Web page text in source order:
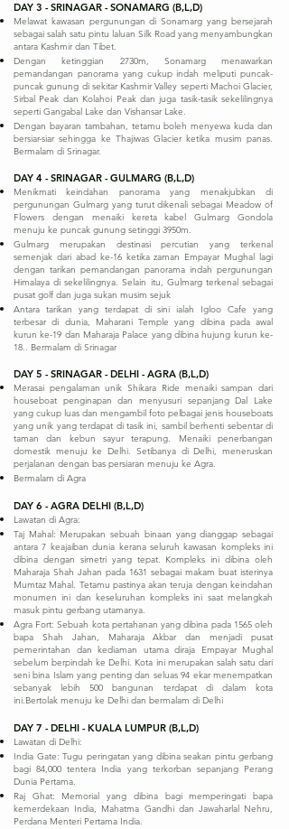
DAY 3 - SRINAGAR - SONAMARG (B,L,D)
Melawat kawasan pergunungan di Sonamarg yang bersejarah
sebagai salah satu pintu laluan Silk Road yang menyambungkan
antara Kashmir dan Tibet.
Dengan ketinggian 2730m, Sonamarg menawarkan
pemandangan panorama yang cukup indah meliputi puncak-
puncak gunung di sekitar Kashmir Valley seperti Machoi Glacier,
Sirbal Peak dan Kolahoi Peak dan juga tasik-tasik sekelilingnya
seperti Gangabal Lake dan Vishansar Lake.
Dengan bayaran tambahan, tetamu boleh menyewa kuda dan
bersiar-siar sehingga ke Thajiwas Glacier ketika musim panas.
Bermalam di Srinagar.
DAY 4 - SRINAGAR - GULMARG (B,L,D)
Menikmati keindahan panorama yang menakjubkan di
pergunungan Gulmarg yang turut dikenali sebagai Meadow of
Flowers dengan menaiki kereta kabel Gulmarg Gondola
menuju ke puncak gunung setinggi 3950m.
Gulmarg merupakan destinasi percutian yang terkenal
semenjak dari abad ke-16 ketika zaman Empayar Mughal lagi
dengan tarikan pemandangan panorama indah pergunungan
Himalaya di sekelilingnya. Selain itu, Gulmarg terkenal sebagai
pusat golf dan juga sukan musim sejuk
Antara tarikan yang terdapat di sini ialah Igloo Cafe yang
terbesar di dunia, Maharani Temple yang dibina pada awal
kurun ke-19 dan Maharaja Palace yang dibina hujung kurun ke-
18.. Bermalam di Srinagar
DAY 5 - SRINAGAR - DELHI - AGRA (B,L,D)
Merasai pengalaman unik Shikara Ride menaiki sampan dari
houseboat penginapan dan menyusuri sepanjang Dal Lake
yang cukup luas dan mengambil foto pelbagai jenis houseboats
yang unik yang terdapat di tasik ini, sambil berhenti sebentar di
taman dan kebun sayur terapung. Menaiki penerbangan
domestik menuju ke Delhi. Setibanya di Delhi, meneruskan
perjalanan dengan bas persiaran menuju ke Agra.
Bermalam di Agra
DAY 6 - AGRA DELHI (B,L,D)
Lawatan di Agra:
Taj Mahal: Merupakan sebuah binaan yang dianggap sebagai
antara 7 keajaiban dunia kerana seluruh kawasan kompleks ini
dibina dengan simetri yang tepat. Kompleks ini dibina oleh
Maharaja Shah Jahan pada 1631 sebagai makam buat isterinya
Mumtaz Mahal. Tetamu pastinya akan teruja dengan keindahan
monumen ini dan keseluruhan kompleks ini saat melangkah
masuk pintu gerbang utamanya.
Agra Fort: Sebuah kota pertahanan yang dibina pada 1565 oleh
bapa Shah Jahan, Maharaja Akbar dan menjadi pusat
pemerintahan dan kediaman utama diraja Empayar Mughal
sebelum berpindah ke Delhi. Kota ini merupakan salah satu dari
seni bina Islam yang penting dan seluas 94 ekar menempatkan
sebanyak lebih 500 bangunan terdapat di dalam kota
ini.Bertolak menuju ke Delhi dan bermalam di Delhi
DAY 7 - DELHI - KUALA LUMPUR (B,L,D)
Lawatan di Delhi:
India Gate: Tugu peringatan yang dibina seakan pintu gerbang
bagi 84,000 tentera India yang terkorban sepanjang Perang
Dunia Pertama.
Raj Ghat: Memorial yang dibina bagi memperingati bapa
kemerdekaan India, Mahatma Gandhi dan Jawaharlal Nehru,
Perdana Menteri Pertama India.